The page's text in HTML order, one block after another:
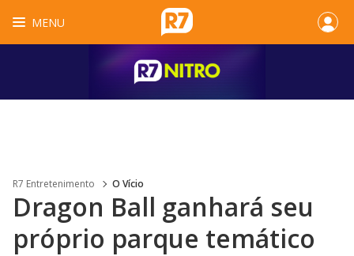
MENU
R7 Entretenimento O Vício
Dragon Ball ganhará seu
próprio parque temático